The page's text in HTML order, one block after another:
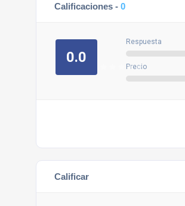
Calificaciones - 0
0.0
Respuesta
Precio
Calificar